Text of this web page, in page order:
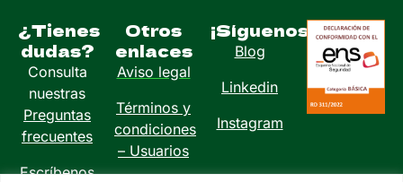
¿Tienes
dudas?
Consulta
nuestras
Preguntas
frecuentes
Escríbenos
Otros
enlaces
Aviso legal
Términos y
condiciones
– Usuarios
¡Síguenos!
Blog
Linkedin
Instagram